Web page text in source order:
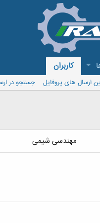
کاربران
ارسال های پروفایل
جستجو در
مهندسی شیمی